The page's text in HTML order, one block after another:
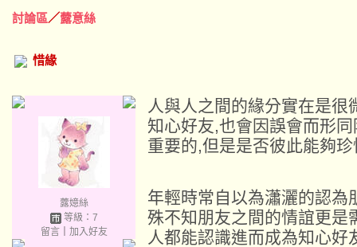
討論區／虂意絲
惜緣
虂嬑絲
等級：7
留言｜ 加入好友
人與人之間的緣分實在是
知心好友,也會因誤會而形
重要的,但是是否彼此能夠
年輕時常自以為瀟灑的認為
殊不知朋友之間的情誼更是
人都能認識進而成為知心